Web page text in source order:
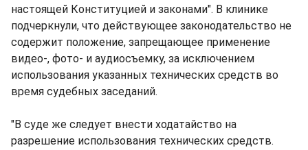
настоящей Конституцией и законами". В клинике
подчеркнули, что действующее законодательство не
содержит положение, запрещающее применение
видео-, фото- и аудиосъемку, за исключением
использования указанных технических средств во
время судебных заседаний.
"В суде же следует внести ходатайство на
разрешение использования технических средств.